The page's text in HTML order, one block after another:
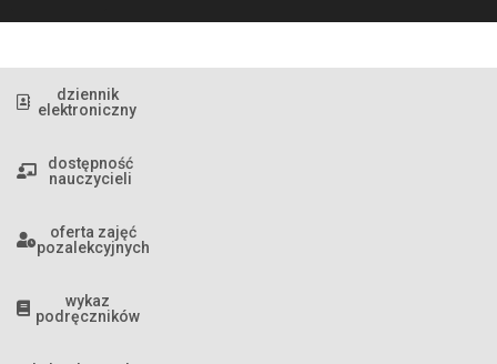
dziennik
elektroniczny
dostępność
nauczycieli
oferta zajęć
pozalekcyjnych
wykaz
podręczników